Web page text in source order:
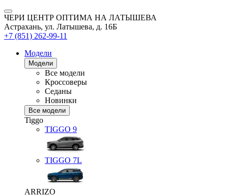
ЧЕРИ ЦЕНТР ОПТИМА НА ЛАТЫШЕВА
Астрахань, ул. Латышева, д. 16Б
+7 (851) 262-99-11
Модели
Модели
Все модели
Кроссоверы
Седаны
Новинки
Все модели
Tiggo
TIGGO 9
TIGGO 7L
ARRIZO